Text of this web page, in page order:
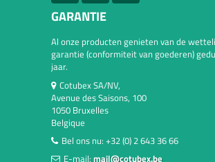
GARANTIE
Al onze producten genieten van de
garantie (conformiteit van goederen)
jaar.
Cotubex SA/NV,
Avenue des Saisons, 100
1050 Bruxelles
Belgique
Bel ons nu: +32 (0) 2 643 36 66
E-mail: mail@cotubex.be